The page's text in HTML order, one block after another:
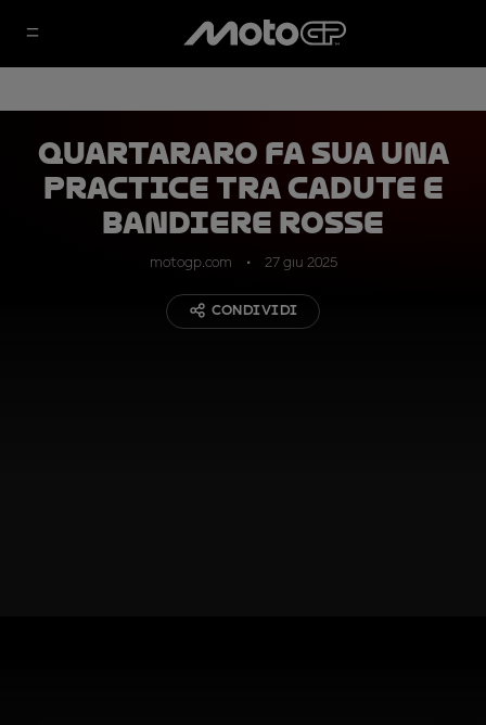
Quartararo fa sua una
Practice tra cadute e
bandiere rosse
motogp.com 27 giu 2025
CONDIVIDI